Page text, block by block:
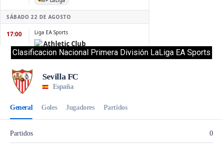
Clasificacion Nacional Primera División LaLiga EA Sports